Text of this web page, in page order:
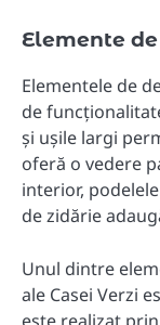
Elemente
Elementele de
de
și ușile largi
oferă o vedere
interior,
de zidărie
Unul dintre
ale Casei Verzi
este realizat